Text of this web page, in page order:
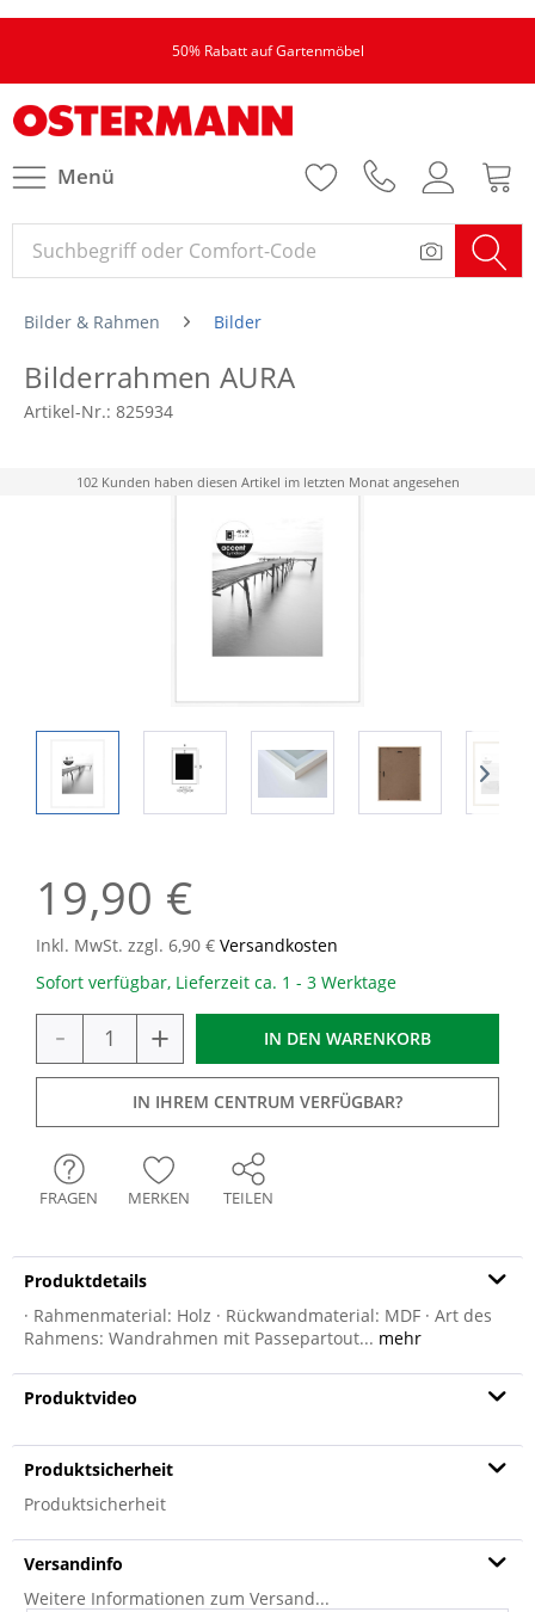
50% Rabatt auf Gartenmöbel
Menü
Bilder & Rahmen Bilder
Bilderrahmen AURA
Artikel-Nr.: 825934
102 Kunden haben diesen Artikel im letzten Monat angesehen
19,90 €
Inkl. MwSt. zzgl. 6,90 € Versandkosten
Sofort verfügbar, Lieferzeit ca. 1 - 3 Werktage
- + IN DEN WARENKORB
IN IHREM CENTRUM VERFÜGBAR?
FRAGEN MERKEN TEILEN
Produktdetails
· Rahmenmaterial: Holz · Rückwandmaterial: MDF · Art des
Rahmens: Wandrahmen mit Passepartout... mehr
Produktvideo
Produktsicherheit
Produktsicherheit
Versandinfo
Weitere Informationen zum Versand...